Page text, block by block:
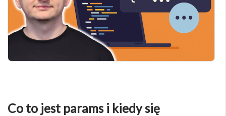
Co to jest params i kiedy się